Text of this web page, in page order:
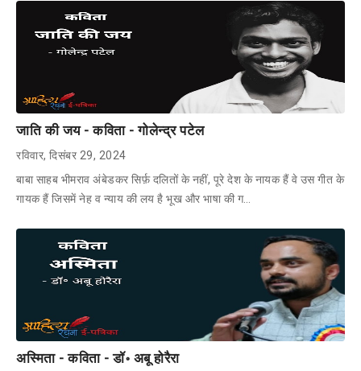
जाति की जय - कविता - गोलेन्द्र पटेल
रविवार, दिसंबर 29, 2024
बाबा साहब भीमराव अंबेडकर सिर्फ़ दलितों के नहीं, पूरे देश के नायक हैं वे उस गीत के
गायक हैं जिसमें नेह व न्याय की लय है भूख और भाषा की ग…
अस्मिता - कविता - डॉ॰ अबू होरैरा